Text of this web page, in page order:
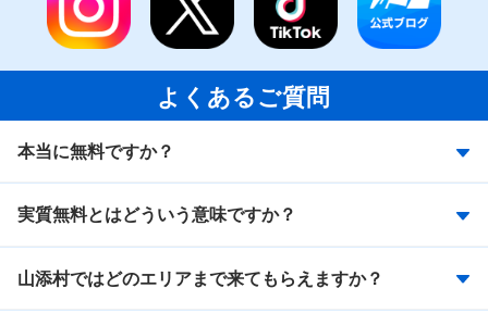
よくあるご質問
本当に無料ですか？
実質無料とはどういう意味ですか？
山添村ではどのエリアまで来てもらえますか？